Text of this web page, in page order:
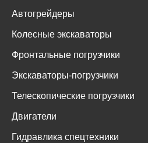
Автогрейдеры
Колесные экскаваторы
Фронтальные погрузчики
Экскаваторы-погрузчики
Телескопические погрузчики
Двигатели
Гидравлика спецтехники